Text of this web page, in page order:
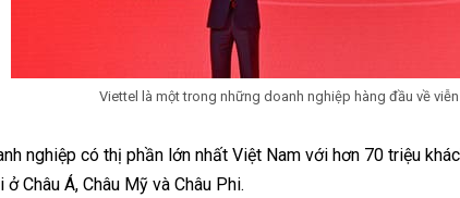
Viettel là một trong những doanh nghiệp hàng đầu về
nghiệp có thị phần lớn nhất Việt Nam với hơn 70 triệu
Châu Á, Châu Mỹ và Châu Phi.